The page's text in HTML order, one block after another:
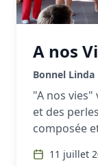
A nos
Bonnel Linda
"A nos
et des
composée
11 juillet